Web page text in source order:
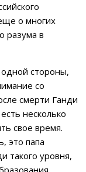
о многих
разума в
одной стороны,
со
смерти Ганди
несколько
свое время.
это папа
такого уровня,